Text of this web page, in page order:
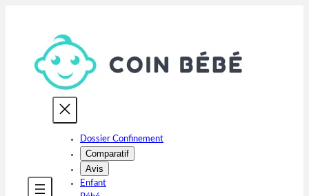
contenu
Dossier Confinement
Comparatif
Avis
Enfant